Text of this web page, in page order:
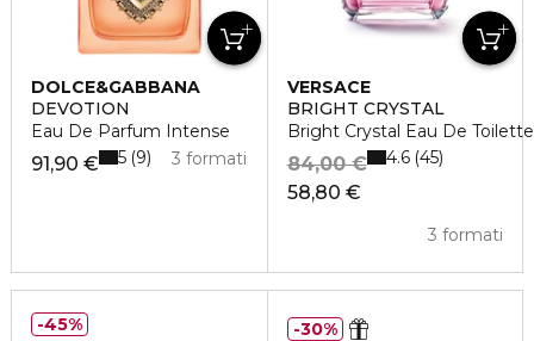
DOLCE&GABBANA
DEVOTION
Eau De Parfum Intense
91,90 € 3 formati
5 9
VERSACE
BRIGHT CRYSTAL
Bright Crystal Eau De
58,80 €
84,00 €
3 formati
4.6 45
45% 30%